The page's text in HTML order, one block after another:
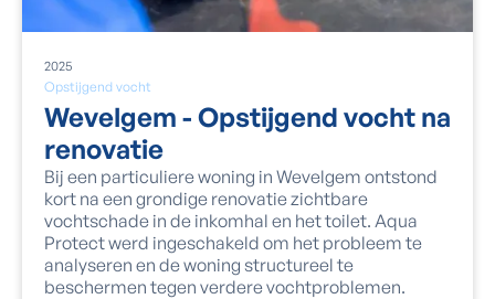
Opstijgend vocht
2025
Wevelgem - Opstijgend vocht na
renovatie
Bij een particuliere woning in Wevelgem ontstond
kort na een grondige renovatie zichtbare
vochtschade in de inkomhal en het toilet. Aqua
Protect werd ingeschakeld om het probleem te
analyseren en de woning structureel te
beschermen tegen verdere vochtproblemen.